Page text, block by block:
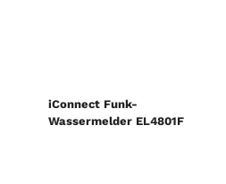
iConnect Funk-
Wassermelder EL4801F